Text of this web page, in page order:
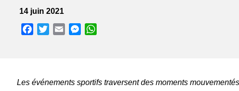
14 juin 2021
Facebook
TwitterEmail Messenger
Les événements sportifs traversent des moments